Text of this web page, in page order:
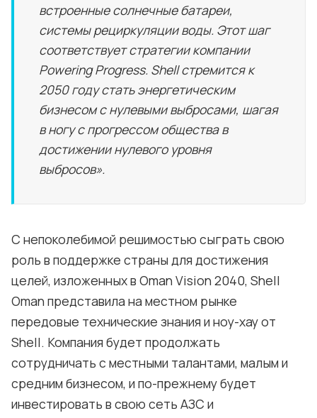
встроенные солнечные батареи,
системы рециркуляции воды. Этот шаг
соответствует стратегии компании
Powering Progress. Shell стремится к
2050 году стать энергетическим
бизнесом с нулевыми выбросами, шагая
в ногу с прогрессом общества в
достижении нулевого уровня
выбросов».
С непоколебимой решимостью сыграть свою
роль в поддержке страны для достижения
целей, изложенных в Oman Vision 2040, Shell
Oman представила на местном рынке
передовые технические знания и ноу-хау от
Shell. Компания будет продолжать
сотрудничать с местными талантами, малым и
средним бизнесом, и по-прежнему будет
инвестировать в свою сеть АЗС и